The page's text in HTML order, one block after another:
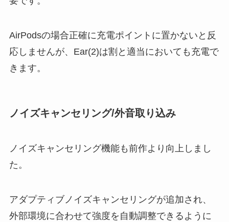
AirPodsの場合正確に充電ポイントに置かないと反
応しませんが、Ear(2)は割と適当においても充電で
きます。
ノイズキャンセリング/外音取り込み
ノイズキャンセリング機能も前作より向上しまし
た。
アダプティブノイズキャンセリングが追加され、
外部環境に合わせて強度を自動調整できるように